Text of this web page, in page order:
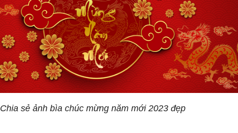
Chia sẻ ảnh bìa chúc mừng năm mới 2023 đẹp